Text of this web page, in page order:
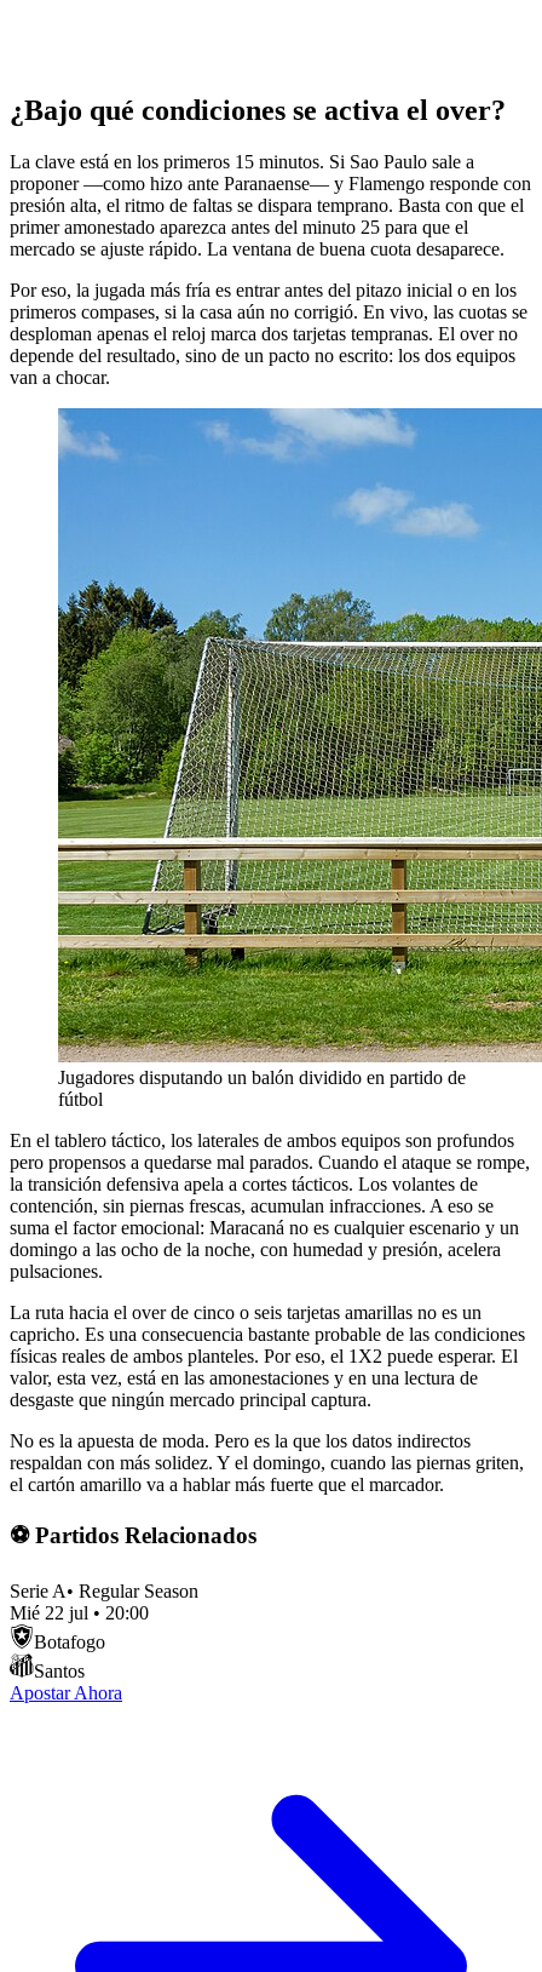
¿Bajo qué condiciones se activa el over?
La clave está en los primeros 15 minutos. Si Sao Paulo sale a
proponer —como hizo ante Paranaense— y Flamengo responde con
presión alta, el ritmo de faltas se dispara temprano. Basta con que el
primer amonestado aparezca antes del minuto 25 para que el
mercado se ajuste rápido. La ventana de buena cuota desaparece.
Por eso, la jugada más fría es entrar antes del pitazo inicial o en los
primeros compases, si la casa aún no corrigió. En vivo, las cuotas se
desploman apenas el reloj marca dos tarjetas tempranas. El over no
depende del resultado, sino de un pacto no escrito: los dos equipos
van a chocar.
Jugadores disputando un balón dividido en partido de
fútbol
En el tablero táctico, los laterales de ambos equipos son profundos
pero propensos a quedarse mal parados. Cuando el ataque se rompe,
la transición defensiva apela a cortes tácticos. Los volantes de
contención, sin piernas frescas, acumulan infracciones. A eso se
suma el factor emocional: Maracaná no es cualquier escenario y un
domingo a las ocho de la noche, con humedad y presión, acelera
pulsaciones.
La ruta hacia el over de cinco o seis tarjetas amarillas no es un
capricho. Es una consecuencia bastante probable de las condiciones
físicas reales de ambos planteles. Por eso, el 1X2 puede esperar. El
valor, esta vez, está en las amonestaciones y en una lectura de
desgaste que ningún mercado principal captura.
No es la apuesta de moda. Pero es la que los datos indirectos
respaldan con más solidez. Y el domingo, cuando las piernas griten,
el cartón amarillo va a hablar más fuerte que el marcador.
⚽ Partidos Relacionados
Serie A• Regular Season
Mié 22 jul • 20:00
Botafogo
Santos
Apostar Ahora